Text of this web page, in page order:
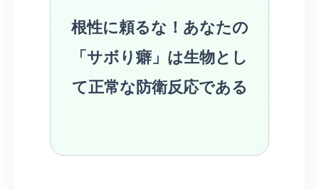
根性に頼るな！あなたの
「サボり癖」は生物とし
て正常な防衛反応である